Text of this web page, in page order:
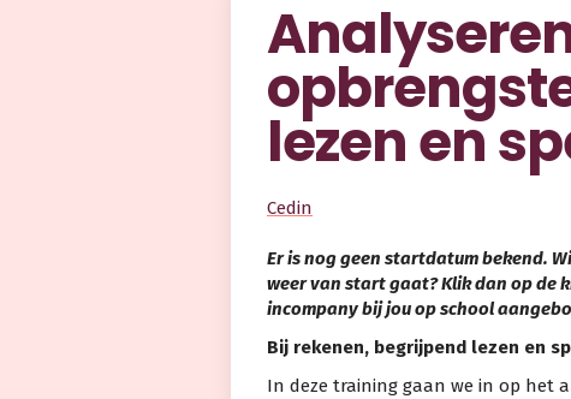
lezen en
Cedin
Er is nog geen startdatum bekend.
weer van start gaat? Klik dan op de
incompany bij jou op school
Bij rekenen, begrijpend lezen en
In deze training gaan we in op het